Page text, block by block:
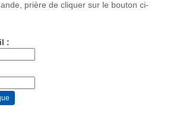
prière de cliquer sur le bouton ci-
: